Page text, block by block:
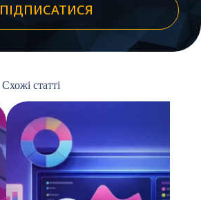
ПІДПИСАТИСЯ
Схожі статті